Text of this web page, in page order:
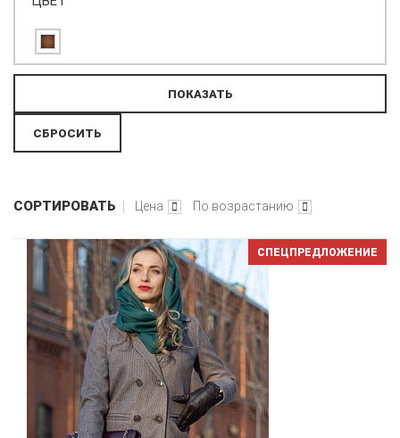
СОРТИРОВАТЬ Цена По возрастанию
СПЕЦПРЕДЛОЖЕНИЕ